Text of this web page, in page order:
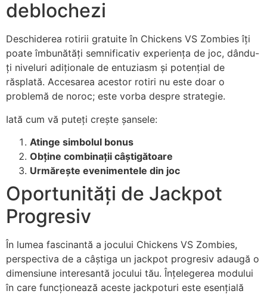
deblochezi
Deschiderea rotirii gratuite în Chickens VS Zombies îți
poate îmbunătăți semnificativ experiența de joc, dându-
ți niveluri adiționale de entuziasm și potențial de
răsplată. Accesarea acestor rotiri nu este doar o
problemă de noroc; este vorba despre strategie.
Iată cum vă puteți crește șansele:
Atinge simbolul bonus
Obține combinații câștigătoare
Urmărește evenimentele din joc
Oportunități de Jackpot
Progresiv
În lumea fascinantă a jocului Chickens VS Zombies,
perspectiva de a câștiga un jackpot progresiv adaugă o
dimensiune interesantă jocului tău. Înțelegerea modului
în care funcționează aceste jackpoturi este esențială